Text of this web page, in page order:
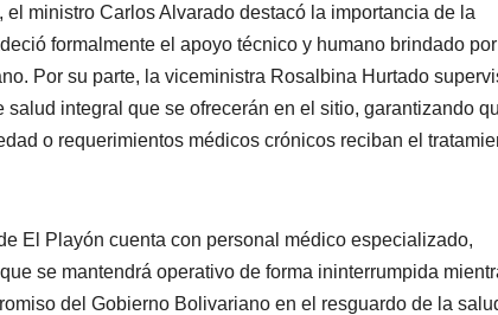
ministro Carlos Alvarado destacó la importancia de la
formalmente el apoyo técnico y humano brindado
Por su parte, la viceministra Rosalbina Hurtado
integral que se ofrecerán en el sitio, garantizando
o requerimientos médicos crónicos reciban el
El Playón cuenta con personal médico especializado,
se mantendrá operativo de forma ininterrumpida
del Gobierno Bolivariano en el resguardo de la